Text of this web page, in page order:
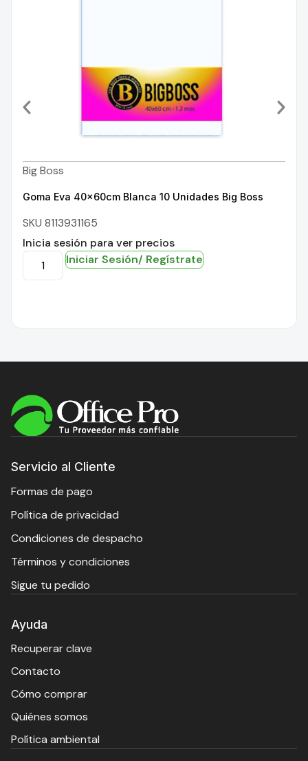
Big Boss
Goma Eva 40x60cm Blanca 10 Unidades Big Boss
SKU 8113931165
Inicia sesión para ver precios
Iniciar Sesión/ Regístrate
Servicio al Cliente
Formas de pago
Política de privacidad
Condiciones de despacho
Términos y condiciones
Sigue tu pedido
Ayuda
Recuperar clave
Contacto
Cómo comprar
Quiénes somos
Política ambiental